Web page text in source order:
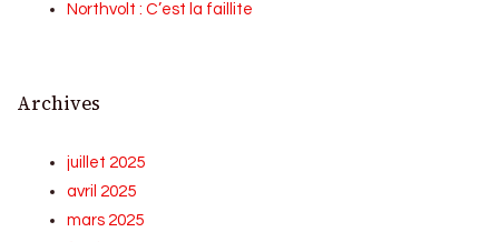
Northvolt : C’est la faillite
Archives
juillet 2025
avril 2025
mars 2025